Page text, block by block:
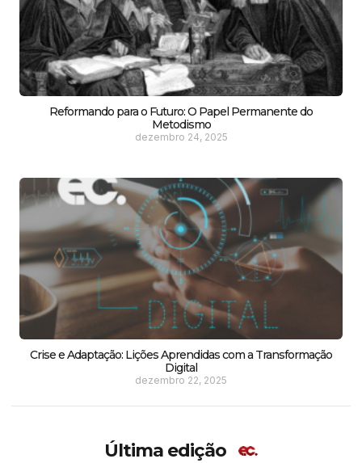
Reformando para o Futuro: O Papel Permanente do
Metodismo
dezembro 24, 2025
Crise e Adaptação: Lições Aprendidas com a Transformação
Digital
dezembro 22, 2025
Última edição